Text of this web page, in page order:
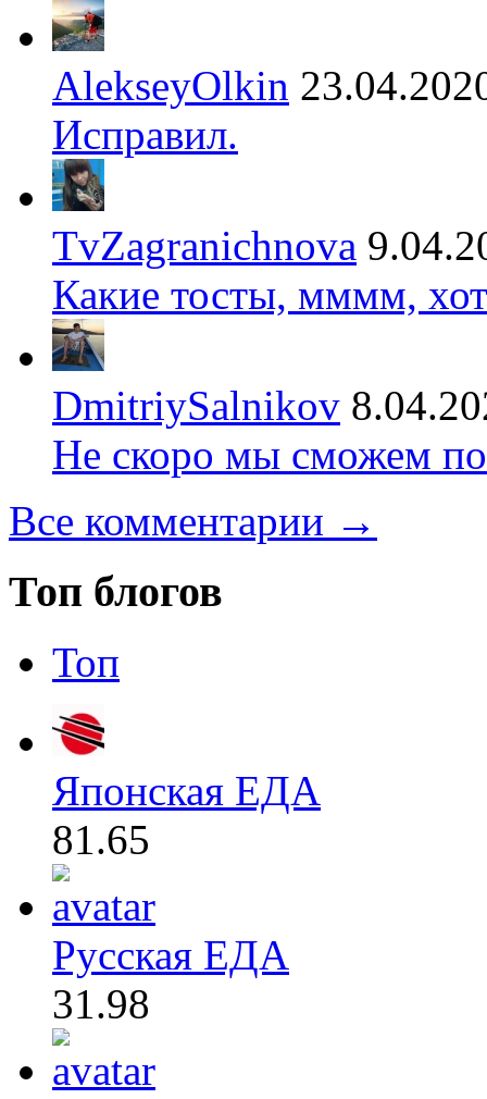
AlekseyOlkin
Исправил.
TvZagranichnova
Какие тосты, мммм,
DmitriySalnikov
Не скоро мы сможем
Все комментарии →
Топ блогов
Топ
Японская ЕДА
81.65
Русская ЕДА
31.98